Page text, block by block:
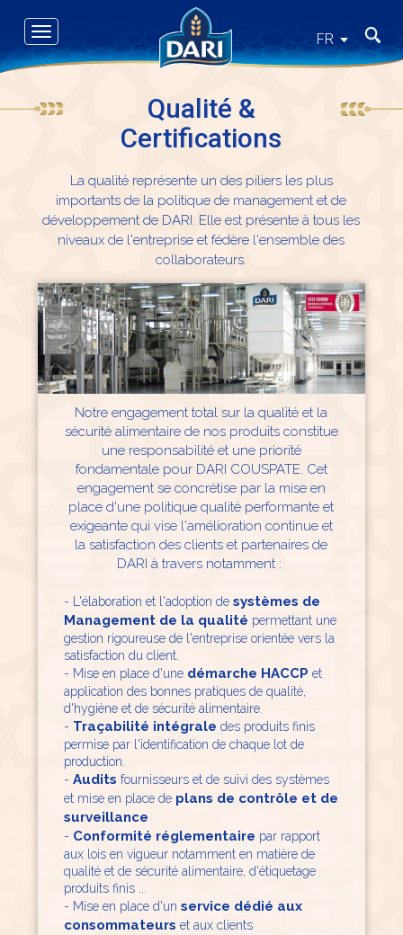
main
content
FR
Toggle
navigation
Qualité &
Certifications
La qualité représente un des piliers les plus
importants de la politique de management et de
développement de DARI. Elle est présente à tous les
niveaux de l'entreprise et fédère l'ensemble des
collaborateurs.
Notre engagement total sur la qualité et la
sécurité alimentaire de nos produits constitue
une responsabilité et une priorité
fondamentale pour DARI COUSPATE. Cet
engagement se concrétise par la mise en
place d'une politique qualité performante et
exigeante qui vise l'amélioration continue et
la satisfaction des clients et partenaires de
DARI à travers notamment :
- L'élaboration et l'adoption de systèmes de
Management de la qualité permettant une
gestion rigoureuse de l'entreprise orientée vers la
satisfaction du client.
- Mise en place d'une démarche HACCP et
application des bonnes pratiques de qualité,
d'hygiène et de sécurité alimentaire.
- Traçabilité intégrale des produits finis
permise par l'identification de chaque lot de
production.
- Audits fournisseurs et de suivi des systèmes
et mise en place de plans de contrôle et de
surveillance
- Conformité réglementaire par rapport
aux lois en vigueur notamment en matière de
qualité et de sécurité alimentaire, d'étiquetage
produits finis ...
​- Mise en place d'un service dédié aux
consommateurs et aux clients